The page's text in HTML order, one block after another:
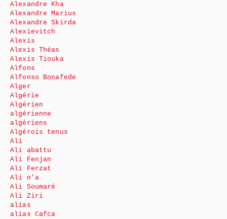
Alexandre Kha
Alexandre Marius
Alexandre Skirda
Alexievitch
Alexis
Alexis Théas
Alexis Tiouka
Alfons
Alfonso Bonafede
Alger
Algérie
Algérien
algérienne
algériens
Algérois tenus
Ali
Ali abattu
Ali Fenjan
Ali Ferzat
Ali n’a
Ali Soumaré
Ali Ziri
alias
alias Cafca